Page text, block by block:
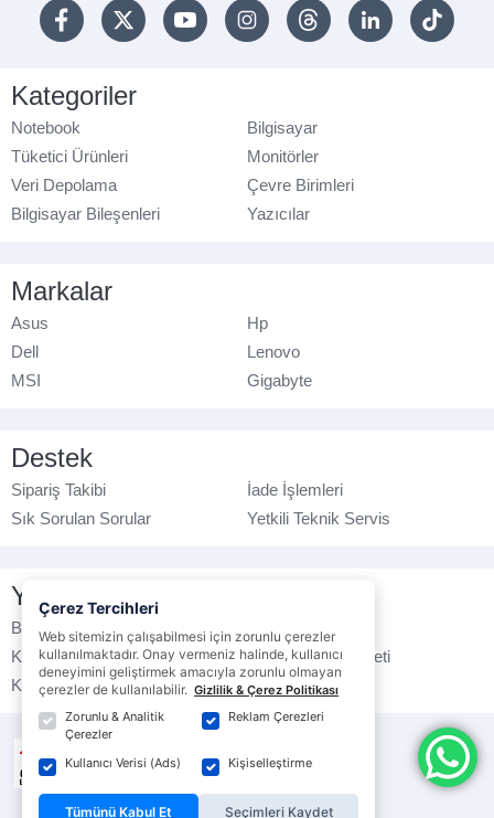
Kategoriler
Notebook
Bilgisayar
Tüketici Ürünleri
Monitörler
Veri Depolama
Çevre Birimleri
Bilgisayar Bileşenleri
Yazıcılar
Markalar
Asus
Hp
Dell
Lenovo
MSI
Gigabyte
Destek
Sipariş Takibi
İade İşlemleri
Sık Sorulan Sorular
Yetkili Teknik Servis
Yasal Bilgilendirme
Banka Hesap No
Çerez Politikası
Kullanım Koşulları
Ticari Elektronik İleti
K.V.K.K. Politikası
Veri Gizliliği
Çerez Tercihleri
Web sitemizin çalışabilmesi için zorunlu çerezler
kullanılmaktadır. Onay vermeniz halinde, kullanıcı
deneyimini geliştirmek amacıyla zorunlu olmayan
çerezler de kullanılabilir. Gizlilik & Çerez Politikası
Zorunlu & Analitik
Çerezler
Reklam Çerezleri
Kullanıcı Verisi (Ads) Kişiselleştirme
Tümünü Kabul Et Seçimleri Kaydet